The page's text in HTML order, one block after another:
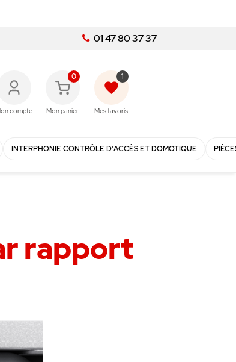
01 47 80 37 37
compte
0
Mon panier
favorite
1
Mes favoris
INTERPHONIE CONTRÔLE D'ACCÈS ET DOMOTIQUE
rapport